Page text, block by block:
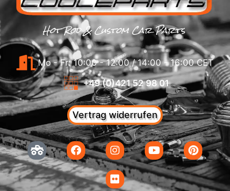
Hot Rod & Custom Car Parts
Mo - Fr: 10:00 - 12:00 / 14:00 - 16:00 CET
+49 (0)421 52 98 01
Vertrag widerrufen